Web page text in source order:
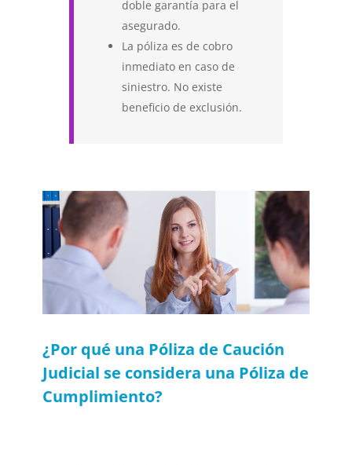
doble garantía para el
asegurado.
La póliza es de cobro
inmediato en caso de
siniestro. No existe
beneficio de exclusión.
¿Por qué una Póliza de Caución
Judicial se considera una Póliza de
Cumplimiento?